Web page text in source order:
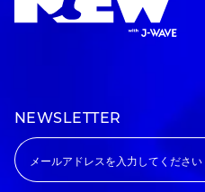
NEWSLETTER